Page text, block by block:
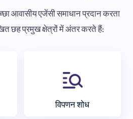
आवासीय एजेंसी समाधान प्रदान करता
छह प्रमुख क्षेत्रों में अंतर करते हैं:
विपणन शोध